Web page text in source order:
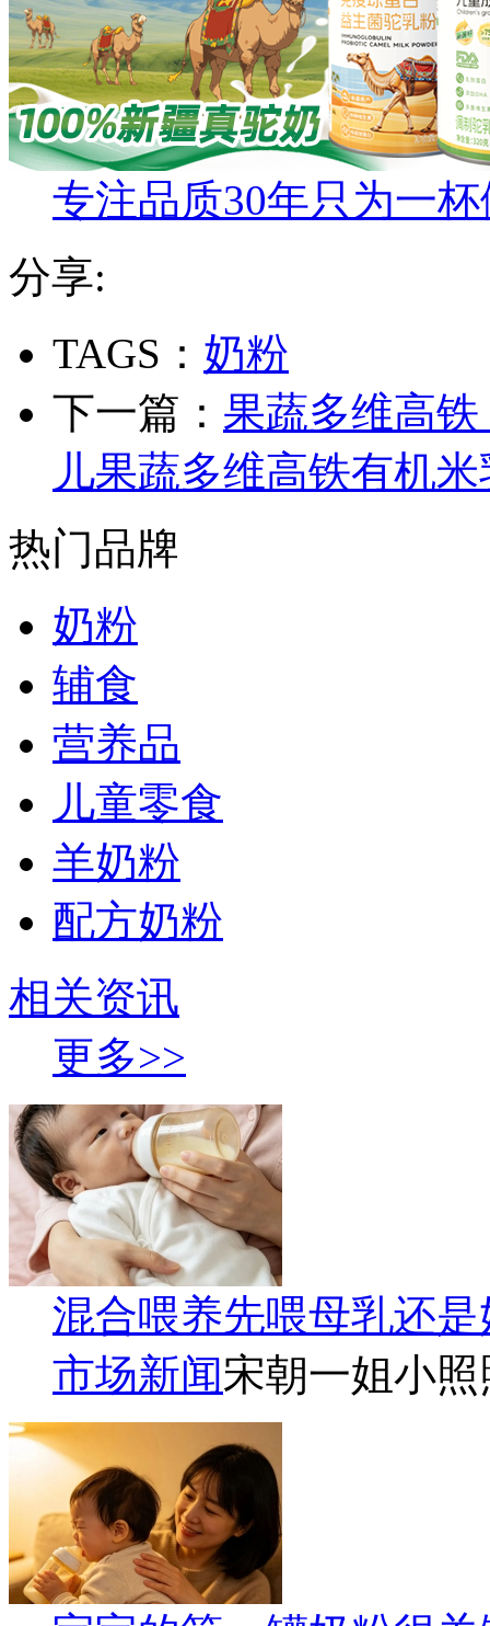
专注品质30年只为一
分享:
TAGS： 奶粉
下一篇： 果蔬多维高
儿果蔬多维高铁有机米
热门品牌
奶粉
辅食
营养品
儿童零食
羊奶粉
配方奶粉
相关资讯
更多>>
混合喂养先喂母乳还
市场新闻宋朝一姐小照